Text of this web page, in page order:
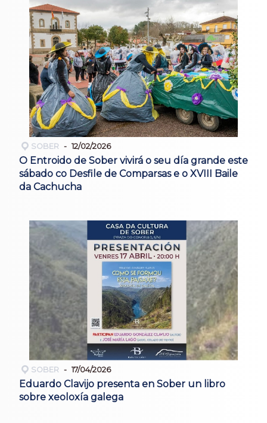
SOBER 12/02/2026
O Entroido de Sober vivirá o seu día grande este
sábado co Desfile de Comparsas e o XVIII Baile
da Cachucha
SOBER 17/04/2026
Eduardo Clavijo presenta en Sober un libro
sobre xeoloxía galega